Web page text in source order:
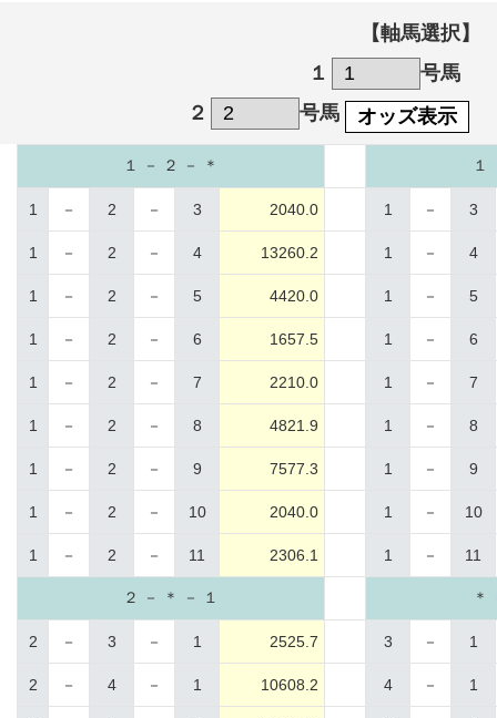
【軸馬選択】
１
号馬
２
号馬 オッズ表示
１ － ２ － ＊ １
1 － 2 － 3 2040.0 1 － 3
1 － 2 － 4 13260.2 1 － 4
1 － 2 － 5 4420.0 1 － 5
1 － 2 － 6 1657.5 1 － 6
1 － 2 － 7 2210.0 1 － 7
1 － 2 － 8 4821.9 1 － 8
1 － 2 － 9 7577.3 1 － 9
1 － 2 － 10 2040.0 1 － 10
1 － 2 － 11 2306.1 1 － 11
２ － ＊ － １ ＊
2 － 3 － 1 2525.7 3 － 1
2 － 4 － 1 10608.2 4 － 1